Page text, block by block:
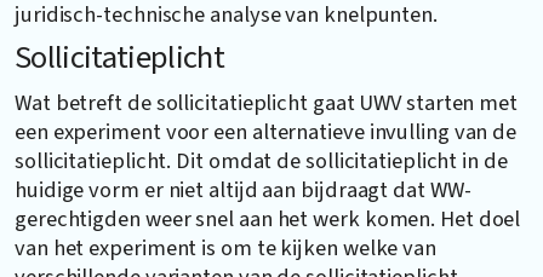
juridisch-technische analyse van knelpunten.
Sollicitatieplicht
Wat betreft de sollicitatieplicht gaat UWV starten met
een experiment voor een alternatieve invulling van de
sollicitatieplicht. Dit omdat de sollicitatieplicht in de
huidige vorm er niet altijd aan bijdraagt dat WW-
gerechtigden weer snel aan het werk komen. Het doel
van het experiment is om te kijken welke van